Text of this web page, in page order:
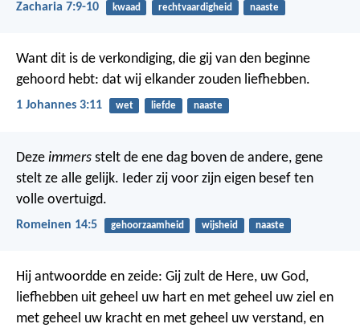
Zacharia 7:9-10 kwaad rechtvaardigheid naaste
Want dit is de verkondiging, die gij van den beginne
gehoord hebt: dat wij elkander zouden liefhebben.
1 Johannes 3:11 wet liefde naaste
Deze immers stelt de ene dag boven de andere, gene
stelt ze alle gelijk. Ieder zij voor zijn eigen besef ten
volle overtuigd.
Romeinen 14:5 gehoorzaamheid wijsheid naaste
Hij antwoordde en zeide: Gij zult de Here, uw God,
liefhebben uit geheel uw hart en met geheel uw ziel en
met geheel uw kracht en met geheel uw verstand, en